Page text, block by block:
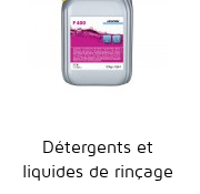
Détergents et
liquides de rinçage